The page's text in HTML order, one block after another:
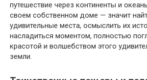
путешествие через континенты и
своем собственном доме — значит
удивительные места, осмыслить их
насладиться моментом, полностью
красотой и волшебством этого
земли.